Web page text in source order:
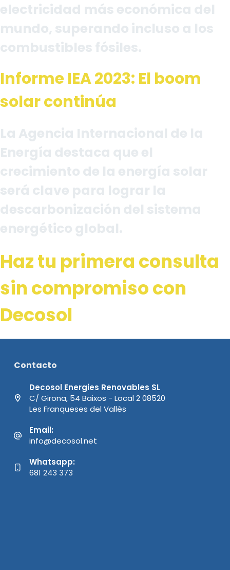
electricidad más económica del
mundo, superando incluso a los
combustibles fósiles.
Informe IEA 2023: El boom
solar continúa
La Agencia Internacional de la
Energía destaca que el
crecimiento de la energía solar
será clave para lograr la
descarbonización del sistema
energético global.
Haz tu primera consulta
sin compromiso con
Decosol
Contacto
Decosol Energies Renovables SL
C/ Girona, 54 Baixos - Local 2 08520
Les Franqueses del Vallès
Email:
info@decosol.net
Whatsapp:
681 243 373